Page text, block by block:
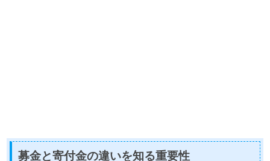
募金と寄付金の違いを知る重要性